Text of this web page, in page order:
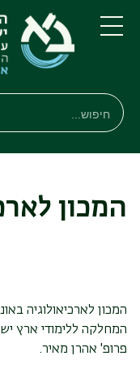
תפריט
חיפוש
חיפוש
המכון
המכון לארכיאולוגיה
המחלקה ללימודי ארץ
פרופ' אהרן מאיר.